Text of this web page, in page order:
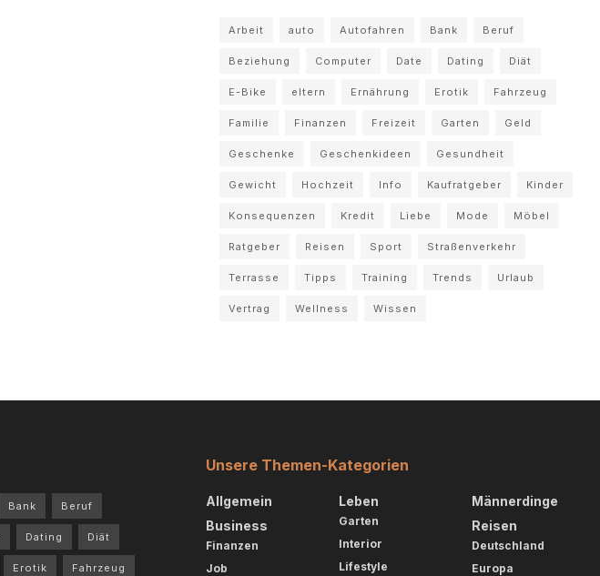
Arbeit auto Autofahren Bank Beruf
Beziehung Computer Date Dating Diät
E-Bike eltern Ernährung Erotik Fahrzeug
Familie Finanzen Freizeit Garten Geld
Geschenke Geschenkideen Gesundheit
Gewicht Hochzeit Info Kaufratgeber Kinder
Konsequenzen Kredit Liebe Mode Möbel
Ratgeber Reisen Sport Straßenverkehr
Terrasse Tipps Training Trends Urlaub
Vertrag Wellness Wissen
Bank Beruf
Dating Diät
Erotik Fahrzeug
Unsere Themen-Kategorien
Allgemein
Business
Finanzen
Job
Leben
Garten
Interior
Lifestyle
Männerdinge
Reisen
Deutschland
Europa